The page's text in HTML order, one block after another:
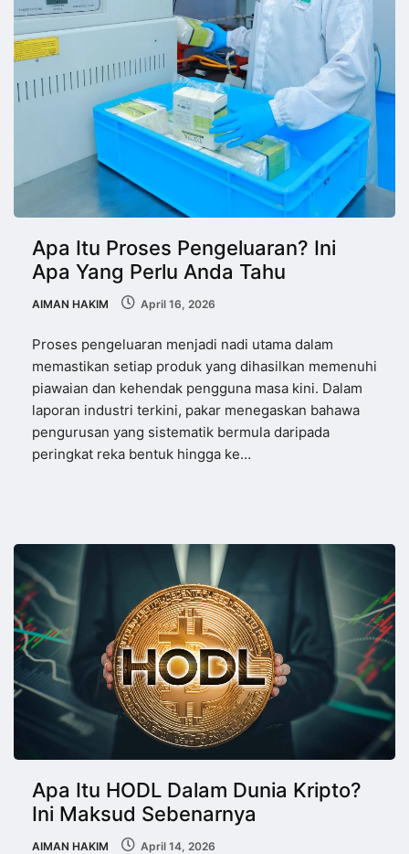
Apa Itu Proses Pengeluaran? Ini
Apa Yang Perlu Anda Tahu
AIMAN HAKIM April 16, 2026
Proses pengeluaran menjadi nadi utama dalam
memastikan setiap produk yang dihasilkan memenuhi
piawaian dan kehendak pengguna masa kini. Dalam
laporan industri terkini, pakar menegaskan bahawa
pengurusan yang sistematik bermula daripada
peringkat reka bentuk hingga ke…
Apa Itu HODL Dalam Dunia Kripto?
Ini Maksud Sebenarnya
AIMAN HAKIM April 14, 2026